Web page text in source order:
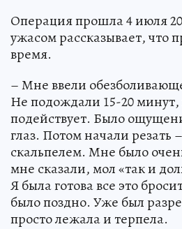
Операция прошла 4 июля
ужасом рассказывает, что
время.
– Мне ввели
Не подождали 15-20 минут,
подействует. Было
глаз. Потом начали резать
скальпелем. Мне было
мне сказали, мол «так и
Я была готова все это
было поздно. Уже был
просто лежала и терпела.